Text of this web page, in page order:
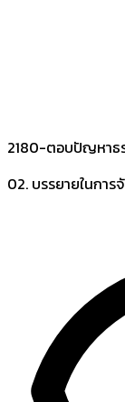
2180-ตอบปัญหาธ
02. บรรยายในกา